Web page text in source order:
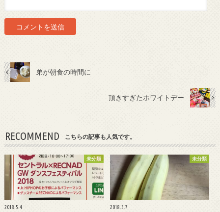
弟が朝食の時間に
頂きすぎたホワイトデー
RECOMMEND こちらの記事も人気です。
未分類
2018.5.4
未分類
2018.3.7